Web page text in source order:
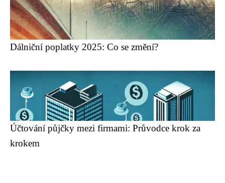
Dálniční poplatky 2025: Co se změní?
Účtování půjčky mezi firmami: Průvodce krok za
krokem